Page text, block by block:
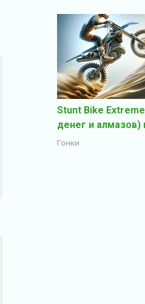
Stunt Bike
денег и алмазов)
Гонки